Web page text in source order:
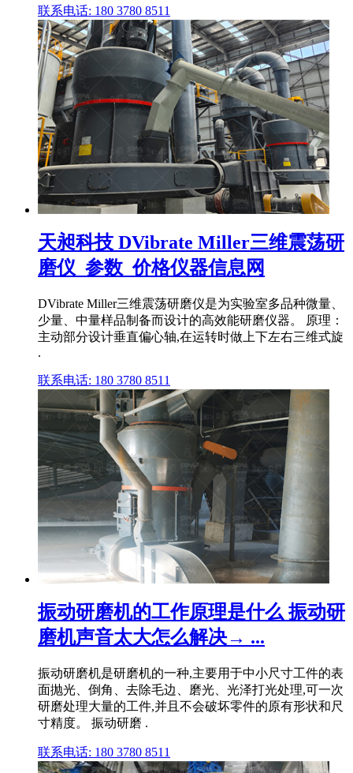
联系电话: 180 3780 8511
天昶科技 DVibrate Miller三维震荡研
磨仪_参数_价格仪器信息网
DVibrate Miller三维震荡研磨仪是为实验室多品种微量、
少量、中量样品制备而设计的高效能研磨仪器。 原理：
主动部分设计垂直偏心轴,在运转时做上下左右三维式旋
.
联系电话: 180 3780 8511
振动研磨机的工作原理是什么 振动研
磨机声音太大怎么解决→ ...
振动研磨机是研磨机的一种,主要用于中小尺寸工件的表
面抛光、倒角、去除毛边、磨光、光泽打光处理,可一次
研磨处理大量的工件,并且不会破坏零件的原有形状和尺
寸精度。 振动研磨 .
联系电话: 180 3780 8511